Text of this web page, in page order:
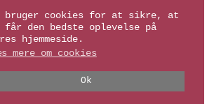
bruger cookies for at sikre, at
får den bedste oplevelse på
hjemmeside.
mere om cookies
Ok